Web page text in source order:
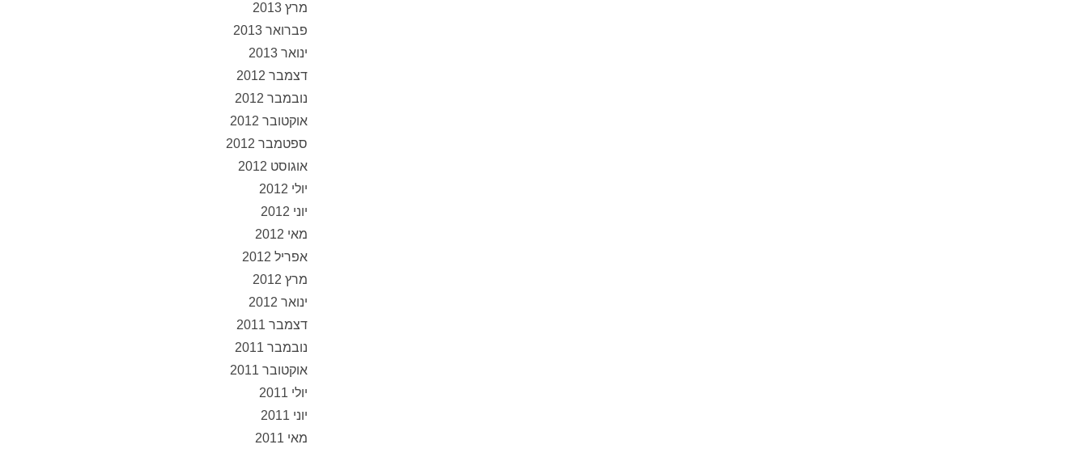
מרץ 2013
פברואר 2013
ינואר 2013
דצמבר 2012
נובמבר 2012
אוקטובר 2012
ספטמבר 2012
אוגוסט 2012
יולי 2012
יוני 2012
מאי 2012
אפריל 2012
מרץ 2012
ינואר 2012
דצמבר 2011
נובמבר 2011
אוקטובר 2011
יולי 2011
יוני 2011
מאי 2011